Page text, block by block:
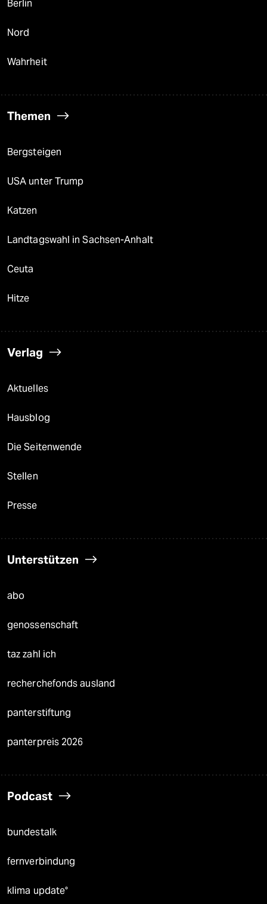
Berlin
Nord
Wahrheit
Themen
Bergsteigen
USA unter Trump
Katzen
Landtagswahl in Sachsen-Anhalt
Ceuta
Hitze
Verlag
Aktuelles
Hausblog
Die Seitenwende
Stellen
Presse
Unterstützen
abo
genossenschaft
taz zahl ich
recherchefonds ausland
panterstiftung
panterpreis 2026
Podcast
bundestalk
fernverbindung
klima update°